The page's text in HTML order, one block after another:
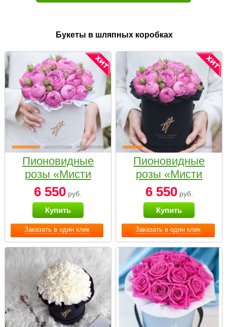
Букеты в шляпных коробках
Заказать в один клик
Пионовидные
розы «Мисти
бабблс» в белой
коробке Small
6 550 руб.
Купить
Заказать в один клик
Пионовидные
розы «Мисти
бабблс» в
черной коробке
Small
6 550руб.
Купить